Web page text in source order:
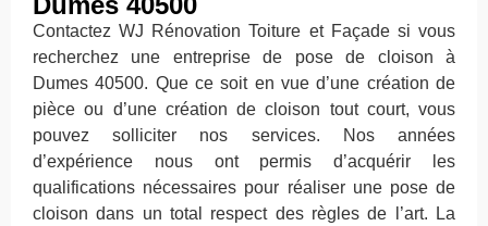
Contactez WJ Rénovation Toiture et Façade si vous
recherchez une entreprise de pose de cloison à
Dumes 40500. Que ce soit en vue d’une création de
pièce ou d’une création de cloison tout court, vous
pouvez solliciter nos services. Nos années
d’expérience nous ont permis d’acquérir les
qualifications nécessaires pour réaliser une pose de
cloison dans un total respect des règles de l’art. La